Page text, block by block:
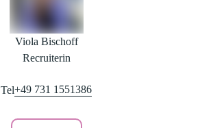
Viola Bischoff
Recruiterin
Tel+49 731 1551386